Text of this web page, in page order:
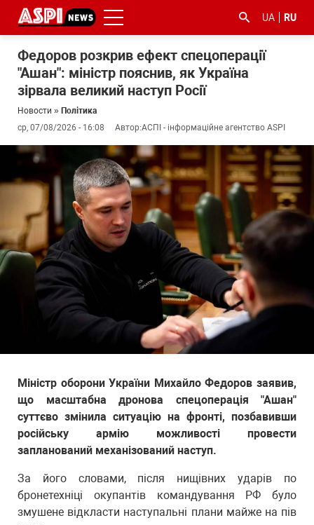
UA RU
Федоров розкрив ефект спецоперації
"Ашан": міністр пояснив, як Україна
зірвала великий наступ Росії
Новости » Політика
ср, 07/08/2026 - 16:08
Автор:АСПІ - інформаційне агентство ASPI
Міністр оборони України Михайло Федоров заявив,
що масштабна дронова спецоперація "Ашан"
суттєво змінила ситуацію на фронті, позбавивши
російську армію можливості провести
запланований механізований наступ.
За його словами, після нищівних ударів по
бронетехніці окупантів командування РФ було
змушене відкласти наступальні плани майже на пів
#боротьба
корупцією
#гфс #Киев #коронавірус